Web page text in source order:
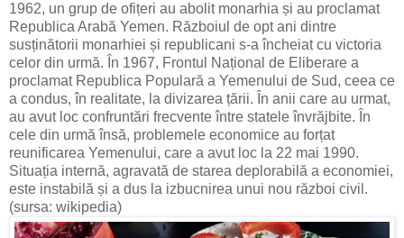
1962, un grup de ofițeri au abolit monarhia și au proclamat
Republica Arabă Yemen. Războiul de opt ani dintre
susținătorii monarhiei și republicani s-a încheiat cu victoria
celor din urmă. În 1967, Frontul Național de Eliberare a
proclamat Republica Populară a Yemenului de Sud, ceea ce
a condus, în realitate, la divizarea țării. În anii care au urmat,
au avut loc confruntări frecvente între statele învrăjbite. În
cele din urmă însă, problemele economice au forțat
reunificarea Yemenului, care a avut loc la 22 mai 1990.
Situația internă, agravată de starea deplorabilă a economiei,
este instabilă și a dus la izbucnirea unui nou război civil.
(sursa: wikipedia)